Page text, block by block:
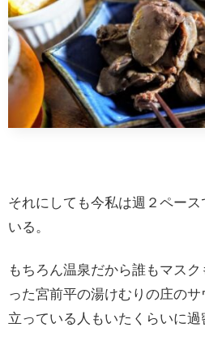
それにしても今私は週２ペー
いる。
もちろん温泉だから誰もマス
った宮前平の湯けむりの庄の
立っている人もいたくらいに過